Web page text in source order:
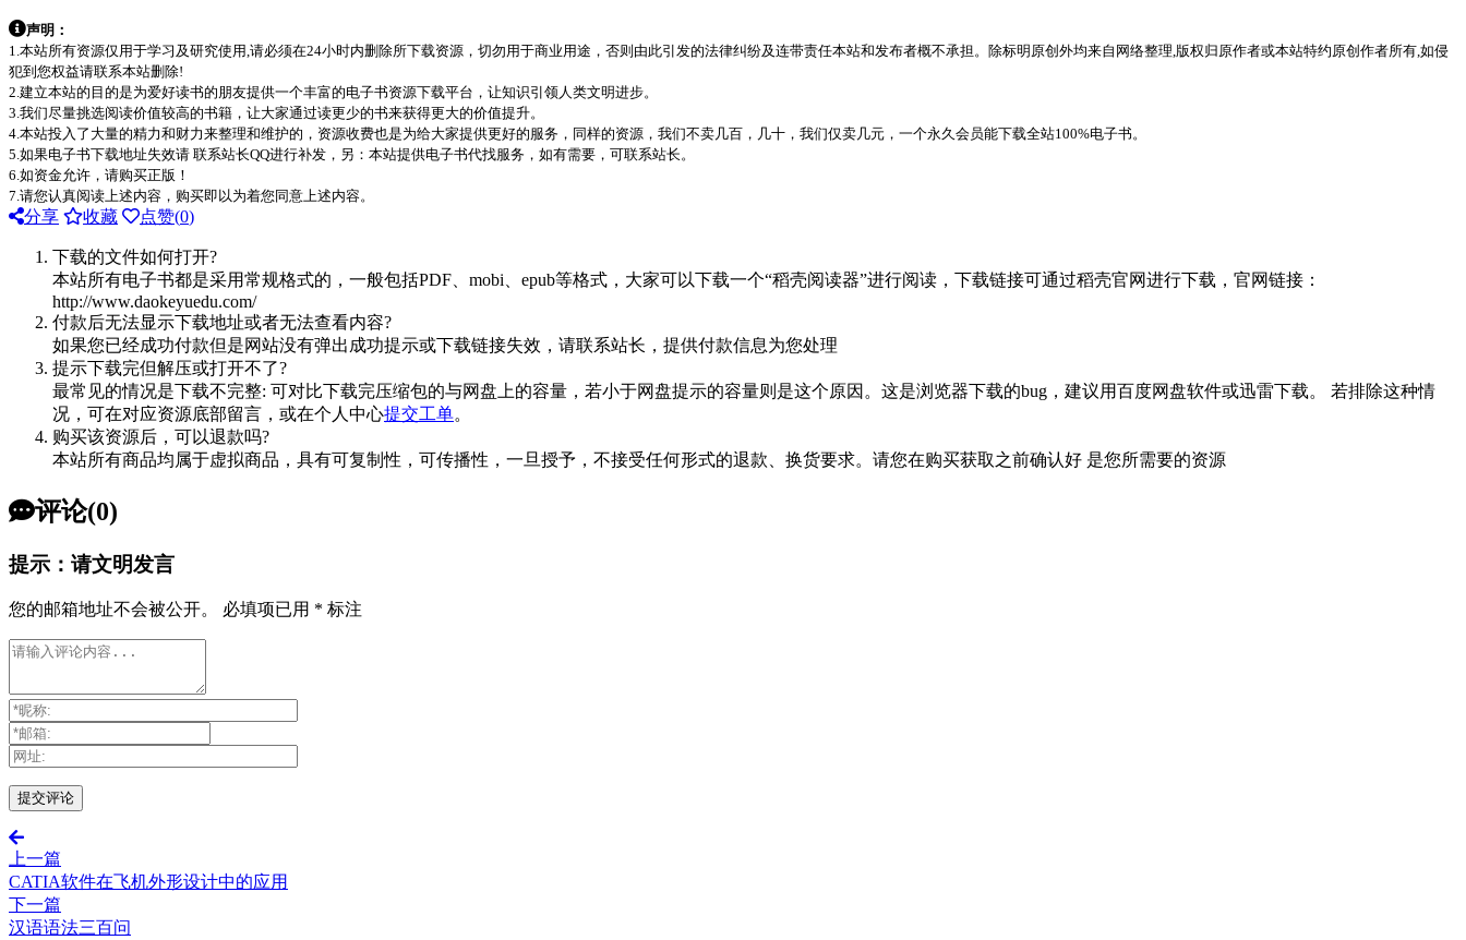
声明：
1.本站所有资源仅用于学习及研究使用,请必须在24小时内删除所下载资源，切勿用于商业用途，否则由此引发的法律纠纷及连带责任本站和发布者概不承担。除标明原创外均来自网络整理,版权归原作者或本站特约原创作者所有,如侵
犯到您权益请联系本站删除!
2.建立本站的目的是为爱好读书的朋友提供一个丰富的电子书资源下载平台，让知识引领人类文明进步。
3.我们尽量挑选阅读价值较高的书籍，让大家通过读更少的书来获得更大的价值提升。
4.本站投入了大量的精力和财力来整理和维护的，资源收费也是为给大家提供更好的服务，同样的资源，我们不卖几百，几十，我们仅卖几元，一个永久会员能下载全站100%电子书。
5.如果电子书下载地址失效请 联系站长QQ进行补发，另：本站提供电子书代找服务，如有需要，可联系站长。
6.如资金允许，请购买正版！
7.请您认真阅读上述内容，购买即以为着您同意上述内容。
分享 收藏 点赞(0)
下载的文件如何打开?
本站所有电子书都是采用常规格式的，一般包括PDF、mobi、epub等格式，大家可以下载一个“稻壳阅读器”进行阅读，下载链接可通过稻壳官网进行下载，官网链接：
http://www.daokeyuedu.com/
付款后无法显示下载地址或者无法查看内容?
如果您已经成功付款但是网站没有弹出成功提示或下载链接失效，请联系站长，提供付款信息为您处理
提示下载完但解压或打开不了?
最常见的情况是下载不完整: 可对比下载完压缩包的与网盘上的容量，若小于网盘提示的容量则是这个原因。这是浏览器下载的bug，建议用百度网盘软件或迅雷下载。 若排除这种情
况，可在对应资源底部留言，或在个人中心提交工单。
购买该资源后，可以退款吗?
本站所有商品均属于虚拟商品，具有可复制性，可传播性，一旦授予，不接受任何形式的退款、换货要求。请您在购买获取之前确认好 是您所需要的资源
评论(0)
提示：请文明发言
您的邮箱地址不会被公开。 必填项已用 * 标注
上一篇
CATIA软件在飞机外形设计中的应用
下一篇
汉语语法三百问